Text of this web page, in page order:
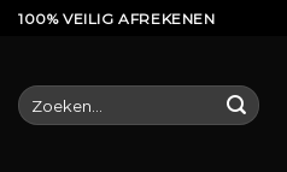
Ga100% VEILIG AFREKENEN
Zoeken
naar: